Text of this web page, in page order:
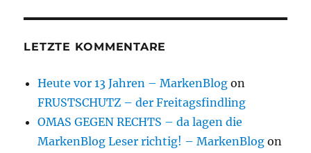
LETZTE KOMMENTARE
Heute vor 13 Jahren – MarkenBlog on
FRUSTSCHUTZ – der Freitagsfindling
OMAS GEGEN RECHTS – da lagen die
MarkenBlog Leser richtig! – MarkenBlog on